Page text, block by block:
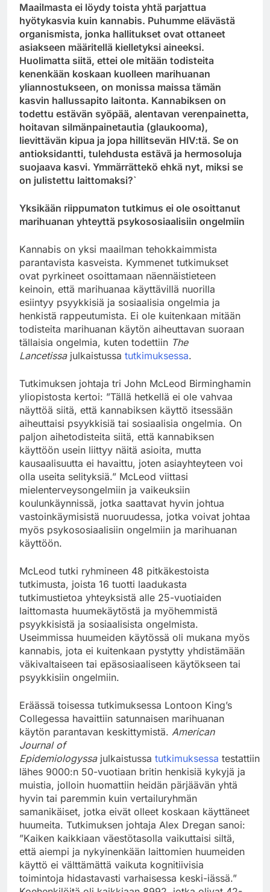
Maailmasta ei löydy toista yhtä parjattua
hyötykasvia kuin kannabis. Puhumme elävästä
organismista, jonka hallitukset ovat ottaneet
asiakseen määritellä kielletyksi aineeksi.
Huolimatta siitä, ettei ole mitään todisteita
kenenkään koskaan kuolleen marihuanan
yliannostukseen, on monissa maissa tämän
kasvin hallussapito laitonta. Kannabiksen on
todettu estävän syöpää, alentavan verenpainetta,
hoitavan silmänpainetautia (glaukooma),
lievittävän kipua ja jopa hillitsevän HIV:tä. Se on
antioksidantti, tulehdusta estävä ja hermosoluja
suojaava kasvi. Ymmärrättekö ehkä nyt, miksi se
on julistettu laittomaksi?`
Yksikään riippumaton tutkimus ei ole osoittanut
marihuanan yhteyttä psykososiaalisiin ongelmiin
Kannabis on yksi maailman tehokkaimmista
parantavista kasveista. Kymmenet tutkimukset
ovat pyrkineet osoittamaan näennäistieteen
keinoin, että marihuanaa käyttävillä nuorilla
esiintyy psyykkisiä ja sosiaalisia ongelmia ja
henkistä rappeutumista. Ei ole kuitenkaan mitään
todisteita marihuanan käytön aiheuttavan suoraan
tällaisia ongelmia, kuten todettiin The
Lancetissa julkaistussa tutkimuksessa.
Tutkimuksen johtaja tri John McLeod Birminghamin
yliopistosta kertoi: ”Tällä hetkellä ei ole vahvaa
näyttöä siitä, että kannabiksen käyttö itsessään
aiheuttaisi psyykkisiä tai sosiaalisia ongelmia. On
paljon aihetodisteita siitä, että kannabiksen
käyttöön usein liittyy näitä asioita, mutta
kausaalisuutta ei havaittu, joten asiayhteyteen voi
olla useita selityksiä.” McLeod viittasi
mielenterveysongelmiin ja vaikeuksiin
koulunkäynnissä, jotka saattavat hyvin johtua
vastoinkäymisistä nuoruudessa, jotka voivat johtaa
myös psykososiaalisiin ongelmiin ja marihuanan
käyttöön.
McLeod tutki ryhmineen 48 pitkäkestoista
tutkimusta, joista 16 tuotti laadukasta
tutkimustietoa yhteyksistä alle 25-vuotiaiden
laittomasta huumekäytöstä ja myöhemmistä
psyykkisistä ja sosiaalisista ongelmista.
Useimmissa huumeiden käytössä oli mukana myös
kannabis, jota ei kuitenkaan pystytty yhdistämään
väkivaltaiseen tai epäsosiaaliseen käytökseen tai
psyykkisiin ongelmiin.
Eräässä toisessa tutkimuksessa Lontoon King’s
Collegessa havaittiin satunnaisen marihuanan
käytön parantavan keskittymistä. American
Journal of
Epidemiologyssa julkaistussa tutkimuksessa testattiin
lähes 9000:n 50-vuotiaan britin henkisiä kykyjä ja
muistia, jolloin huomattiin heidän pärjäävän yhtä
hyvin tai paremmin kuin vertailuryhmän
samanikäiset, jotka eivät olleet koskaan käyttäneet
huumeita. Tutkimuksen johtaja Alex Dregan sanoi:
”Kaiken kaikkiaan väestötasolla vaikuttaisi siltä,
että aiempi ja nykyinenkään laittomien huumeiden
käyttö ei välttämättä vaikuta kognitiivisia
toimintoja hidastavasti varhaisessa keski-iässä.”